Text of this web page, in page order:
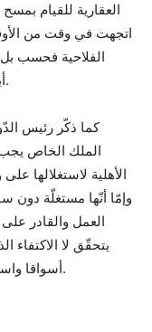
العقارية للقيام
اتجهت في وقت من
الفلاحية فحسب بل
أيادي من استولى عليها دون أيّ وجه شرعي.
كما ذكّر رئيس
الملك الخاص يجب
الأهلية لاستغلالها
وإمّا أنّها مستغلّة دون
العمل والقادر
يتحقّق لا
أسواقا واسعة تعود بالخير الوفير على وطننا العزيز كلّه.